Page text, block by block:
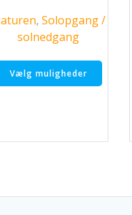
til
, Solopgang /
solnedgang
Vælg muligheder
Dette
på